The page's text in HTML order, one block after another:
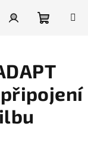
košík
připojení